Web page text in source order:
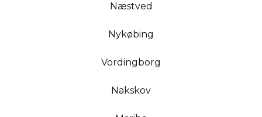
Næstved
Nykøbing
Vordingborg
Nakskov